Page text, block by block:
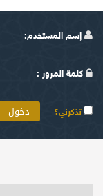
إسم المستخدم:
كلمة المرور :
تذكرني؟